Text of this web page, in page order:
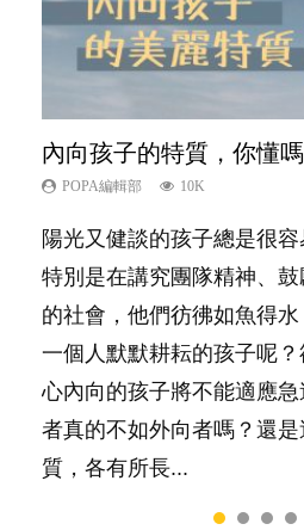
內向孩子的特質，你懂嗎
POPA編輯部 10K
陽光又健談的孩子總是很容
特別是在講究團隊精神、
的社會，他們彷彿如魚得水
一個人默默耕耘的孩子呢
心內向的孩子將不能適應
者真的不如外向者嗎？還
質，各有所長...
想孩子學好外語，點做好
POPA編輯部 9.9K
有人話學多種語言越早開始
間太多語言，會令孩子感
非？聽聽專家怎樣說，解開
夫妻必看！經營婚姻，沒
POPA編輯部 22.9K
你是不是也曾經以為只要跟
然能走到白頭，但生了孩
料？ 經營婚姻，不如我們
是大家說得那麼難。一起
孩子能力天注定？
POPA編輯部 7.9K
很多父母都希望孩子係個「
太差，日常自理井井有條
一，還是魚與熊掌，不能
愛孩子也別忘了愛自己
己的身心靈？
照顧孩子衣食住行、陪同
要陪玩製造親子時間，尚
務……當父母的，有千百個
一樣重要至極的，總被遺
和心理健康。...